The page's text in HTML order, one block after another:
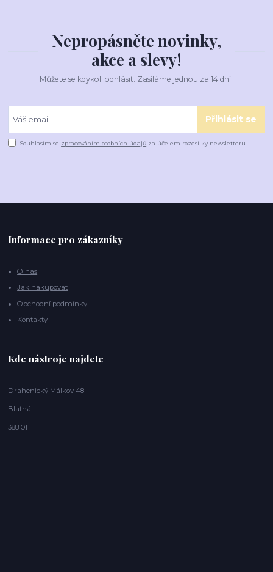
Nepropásněte novinky,
akce a slevy!
Můžete se kdykoli odhlásit. Zasíláme jednou za 14 dní.
Přihlásit se
Souhlasím se zpracováním osobních údajů za účelem rozesílky newsletteru.
Informace pro zákazníky
O nás
Jak nakupovat
Obchodní podmínky
Kontakty
Kde nástroje najdete
Drahenický Málkov 48
Blatná
388 01